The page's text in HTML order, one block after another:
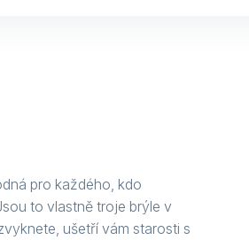
pro každého, kdo
to vlastně troje brýle v
ušetří vám starosti s